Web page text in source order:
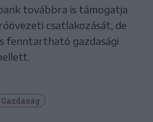
továbbra is támogatja
csatlakozását, de
fenntartható gazdasági
Gazdaság